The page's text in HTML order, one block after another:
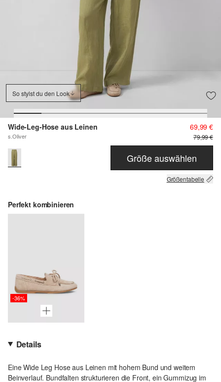
So stylst du den Look
Wide-Leg-Hose aus Leinen
s.Oliver
69,99 €
79,99 €
Größe auswählen
Größentabelle
Perfekt kombinieren
-36%
Details
Eine Wide Leg Hose aus Leinen mit hohem Bund und weitem
Beinverlauf. Bundfalten strukturieren die Front, ein Gummizug im